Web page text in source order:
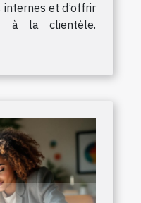
internes et d’offrir
à la clientèle.